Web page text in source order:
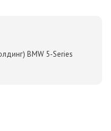
BMW 5-Series